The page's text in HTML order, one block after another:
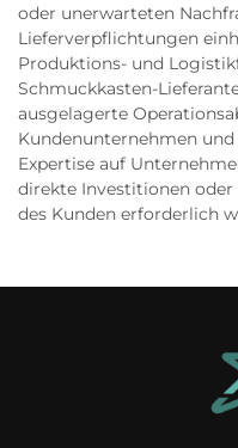
oder unerwarteten
Lieferverpflichtungen
Produktions- und
Schmuckkasten-
ausgelagerte
Kundenunternehmen
Expertise auf
direkte Investitionen
des Kunden erforderlich